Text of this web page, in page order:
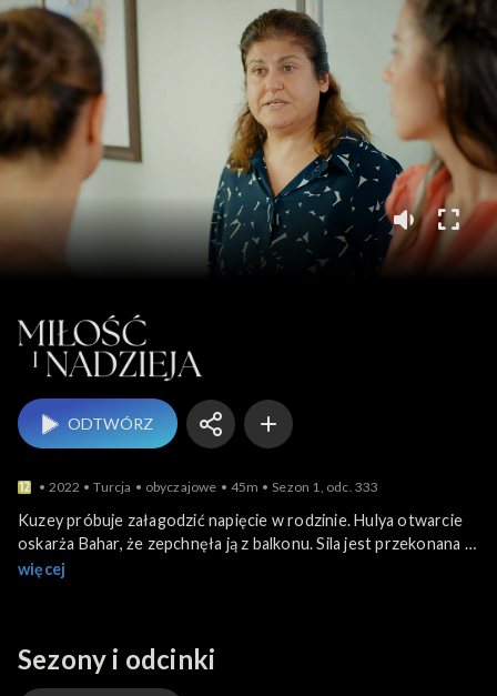
Miłość i nadzieja
ODTWÓRZ
2022 Turcja obyczajowe 45m Sezon 1, odc. 333
Kuzey próbuje załagodzić napięcie w rodzinie. Hulya otwarcie
oskarża Bahar, że zepchnęła ją z balkonu. Sila jest przekonana o
winie swej siostry. Bulent daje w zęby Tahirowi. Cihan
więcej
Sezony i odcinki